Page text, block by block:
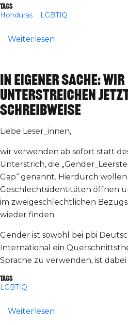
Tags
Honduras LGBTIQ
Weiterlesen
In eigener Sache: Wir
unterstreichen jetzt
Schreibweise
Liebe Leser_innen,
wir verwenden ab sofort statt
Unterstrich, die
Gap“ genannt. Hierdurch
Geschlechtsidentitäten öffnen
im zweigeschlechtlichen
wieder finden.
Gender ist sowohl bei pbi
International ein
Sprache zu verwenden, ist
Tags
LGBTIQ
Weiterlesen